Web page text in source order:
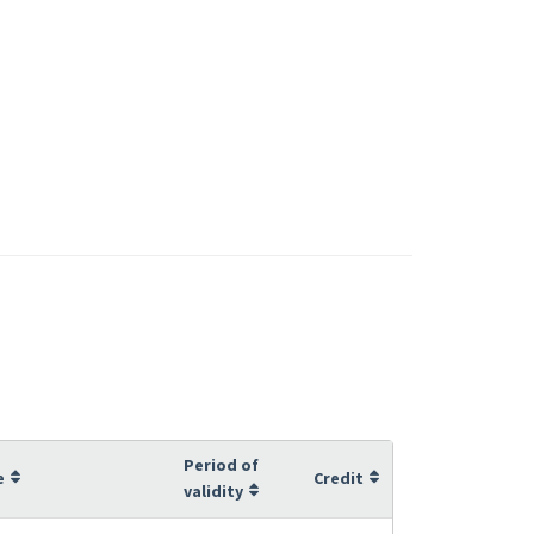
Period of
validity
Credit